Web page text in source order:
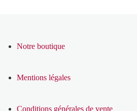
Notre boutique
Mentions légales
Conditions générales de vente